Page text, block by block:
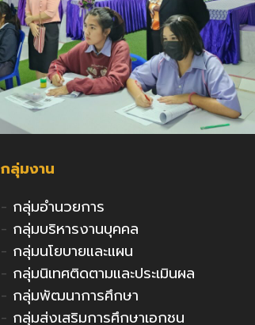
กลุ่มงาน
- กลุ่มอำนวยการ
- กลุ่มบริหารงานบุคคล
- กลุ่มนโยบายและแผน
- กลุ่มนิเทศติดตามและประเมินผล
- กลุ่มพัฒนาการศึกษา
- กลุ่มส่งเสริมการศึกษาเอกชน